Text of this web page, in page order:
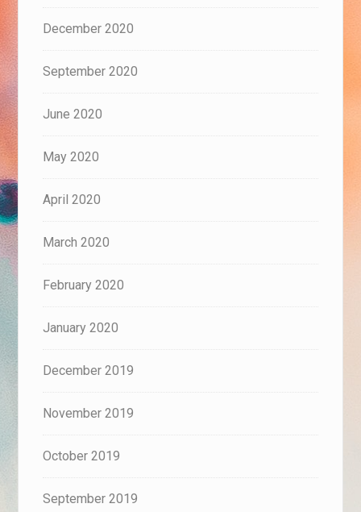
December 2020
September 2020
June 2020
May 2020
April 2020
March 2020
February 2020
January 2020
December 2019
November 2019
October 2019
September 2019